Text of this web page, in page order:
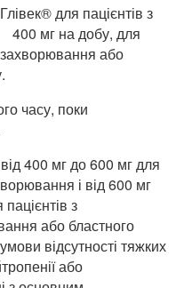
для пацієнтів з
400 мг на добу, для
захворювання або
часу, поки
400 мг до 600 мг для
і від 600 мг
з
або бластного
відсутності тяжких
або